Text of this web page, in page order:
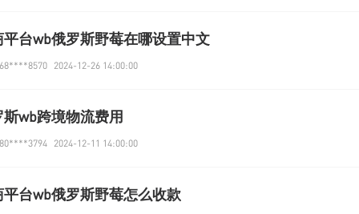
平台wb俄罗斯野莓在哪设置中文
2024-12-26 14:00:00
斯wb跨境物流费用
2024-12-11 14:00:00
平台wb俄罗斯野莓怎么收款